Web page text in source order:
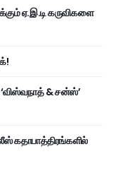
ஏ.இ.டி கருவிகளை
& சன்ஸ்’
கதாபாத்திரங்களில்